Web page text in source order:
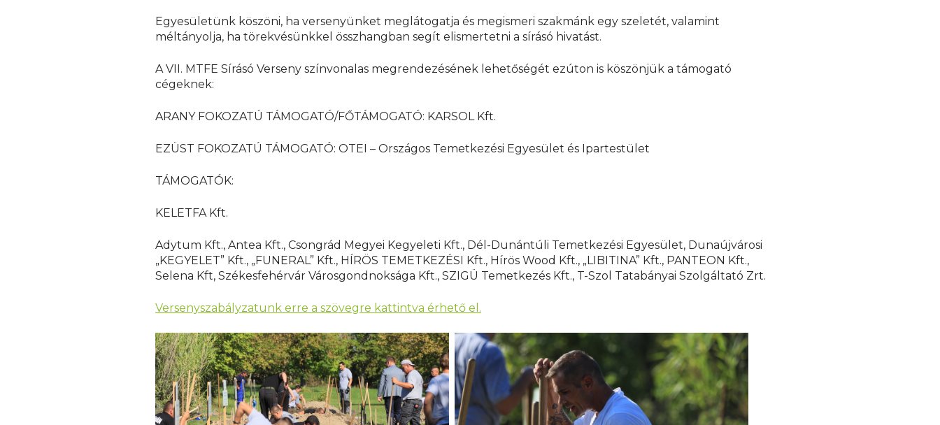
Egyesületünk köszöni, ha versenyünket meglátogatja és megismeri szakmánk egy szeletét, valamint
méltányolja, ha törekvésünkkel összhangban segít elismertetni a sírásó hivatást.
A VII. MTFE Sírásó Verseny színvonalas megrendezésének lehetőségét ezúton is köszönjük a támogató
cégeknek:
ARANY FOKOZATÚ TÁMOGATÓ/FŐTÁMOGATÓ: KARSOL Kft.
EZÜST FOKOZATÚ TÁMOGATÓ: OTEI – Országos Temetkezési Egyesület és Ipartestület
TÁMOGATÓK:
KELETFA Kft.
Adytum Kft., Antea Kft., Csongrád Megyei Kegyeleti Kft., Dél-Dunántúli Temetkezési Egyesület, Dunaújvárosi
„KEGYELET” Kft., „FUNERAL” Kft., HÍRÖS TEMETKEZÉSI Kft., Hírös Wood Kft., „LIBITINA” Kft., PANTEON Kft.,
Selena Kft, Székesfehérvár Városgondnoksága Kft., SZIGÜ Temetkezés Kft., T-Szol Tatabányai Szolgáltató Zrt.
Versenyszabályzatunk erre a szövegre kattintva érhető el.